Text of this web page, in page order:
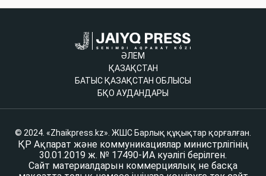
ӘЛЕМ
ҚАЗАҚСТАН
БАТЫС ҚАЗАҚСТАН ОБЛЫСЫ
БҚО АУДАНДАРЫ
© 2024. «Zhaikpress.kz». ЖШС Барлық құқықтар қорғалған.
ҚР Ақпарат және коммуникациялар министрлігінің
30.01.2019 ж. № 17490-ИА куәлігі берілген.
Сайт материалдарын коммерциялық не басқа